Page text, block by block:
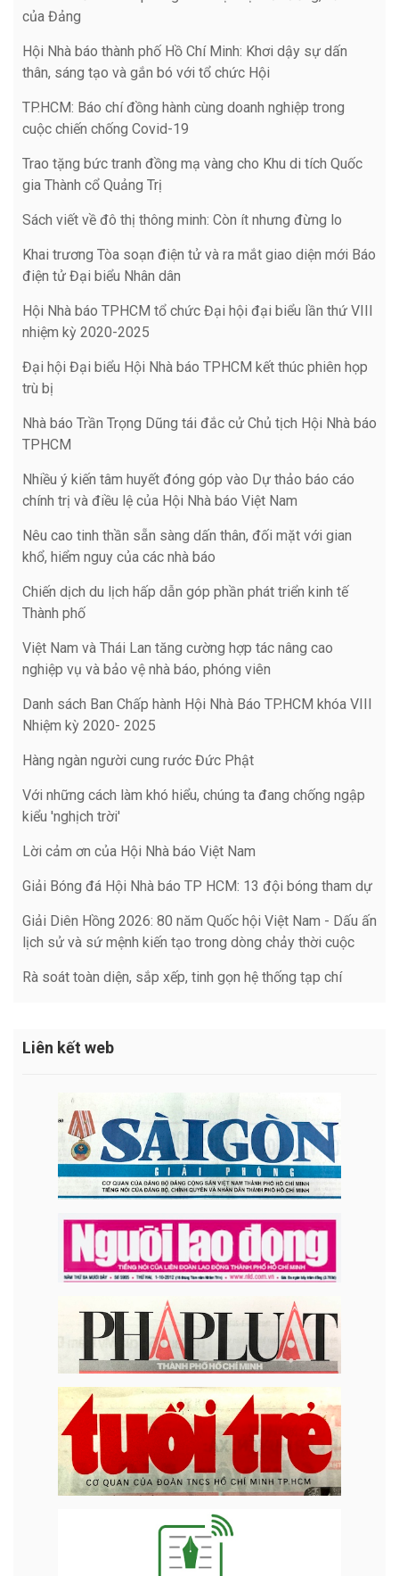
của Đảng
Hội Nhà báo thành phố Hồ Chí Minh: Khơi dậy sự dấn
thân, sáng tạo và gắn bó với tổ chức Hội
TP.HCM: Báo chí đồng hành cùng doanh nghiệp trong
cuộc chiến chống Covid-19
Trao tặng bức tranh đồng mạ vàng cho Khu di tích Quốc
gia Thành cổ Quảng Trị
Sách viết về đô thị thông minh: Còn ít nhưng đừng lo
Khai trương Tòa soạn điện tử và ra mắt giao diện mới Báo
điện tử Đại biểu Nhân dân
Hội Nhà báo TPHCM tổ chức Đại hội đại biểu lần thứ VIII
nhiệm kỳ 2020-2025
Đại hội Đại biểu Hội Nhà báo TPHCM kết thúc phiên họp
trù bị
Nhà báo Trần Trọng Dũng tái đắc cử Chủ tịch Hội Nhà báo
TPHCM
Nhiều ý kiến tâm huyết đóng góp vào Dự thảo báo cáo
chính trị và điều lệ của Hội Nhà báo Việt Nam
Nêu cao tinh thần sẵn sàng dấn thân, đối mặt với gian
khổ, hiểm nguy của các nhà báo
Chiến dịch du lịch hấp dẫn góp phần phát triển kinh tế
Thành phố
Việt Nam và Thái Lan tăng cường hợp tác nâng cao
nghiệp vụ và bảo vệ nhà báo, phóng viên
Danh sách Ban Chấp hành Hội Nhà Báo TP.HCM khóa VIII
Nhiệm kỳ 2020- 2025
Hàng ngàn người cung rước Đức Phật
Với những cách làm khó hiểu, chúng ta đang chống ngập
kiểu 'nghịch trời'
Lời cảm ơn của Hội Nhà báo Việt Nam
Giải Bóng đá Hội Nhà báo TP HCM: 13 đội bóng tham dự
Giải Diên Hồng 2026: 80 năm Quốc hội Việt Nam - Dấu ấn
lịch sử và sứ mệnh kiến tạo trong dòng chảy thời cuộc
Rà soát toàn diện, sắp xếp, tinh gọn hệ thống tạp chí
Liên kết web